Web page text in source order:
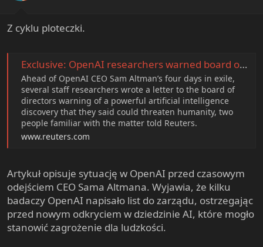
Z cyklu ploteczki.
Exclusive: OpenAI researchers warned board of AI breakthrough ahead of CEO ouster, sources say
Ahead of OpenAI CEO Sam Altman’s four days in exile,
several staff researchers wrote a letter to the board of
directors warning of a powerful artificial intelligence
discovery that they said could threaten humanity, two
people familiar with the matter told Reuters.
www.reuters.com
Artykuł opisuje sytuację w OpenAI przed czasowym
odejściem CEO Sama Altmana. Wyjawia, że kilku
badaczy OpenAI napisało list do zarządu, ostrzegając
przed nowym odkryciem w dziedzinie AI, które mogło
stanowić zagrożenie dla ludzkości.